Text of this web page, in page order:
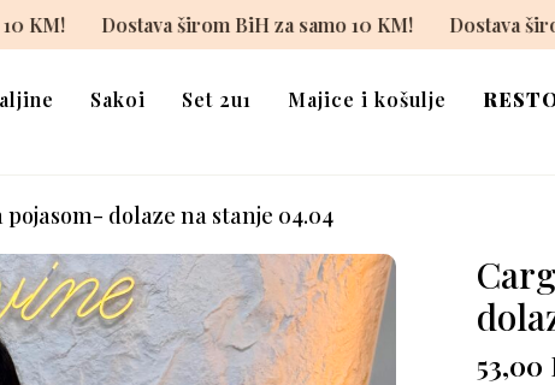
za samo 10 KM! Dostava širom BiH za samo 10 KM!
Sakoi Set 2u1 Majice i košulje
dolaze na stanje 04.04
53,00